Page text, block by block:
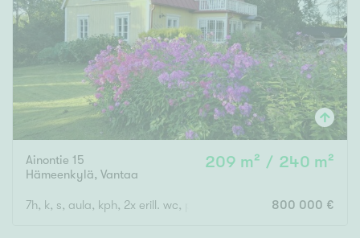
Ainontie 15
Hämeenkylä, Vantaa
209 m² / 240 m²
7h, k, s, aula, kph, 2x erill. wc, parveke, lasikuisti800 000 €